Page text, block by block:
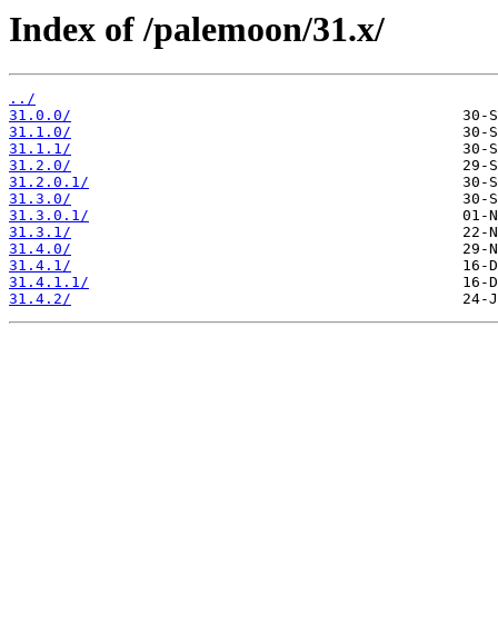
Index of /palemoon/31.x/
../
31.0.0/
31.1.0/
31.1.1/
31.2.0/
31.2.0.1/
31.3.0/
31.3.0.1/
31.3.1/
31.4.0/
31.4.1/
31.4.1.1/
31.4.2/